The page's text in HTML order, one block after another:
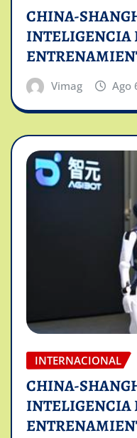
CHINA-
INTELIGENCIA
Vimag Ago
INTERNACIONAL
CHINA-
INTELIGENCIA